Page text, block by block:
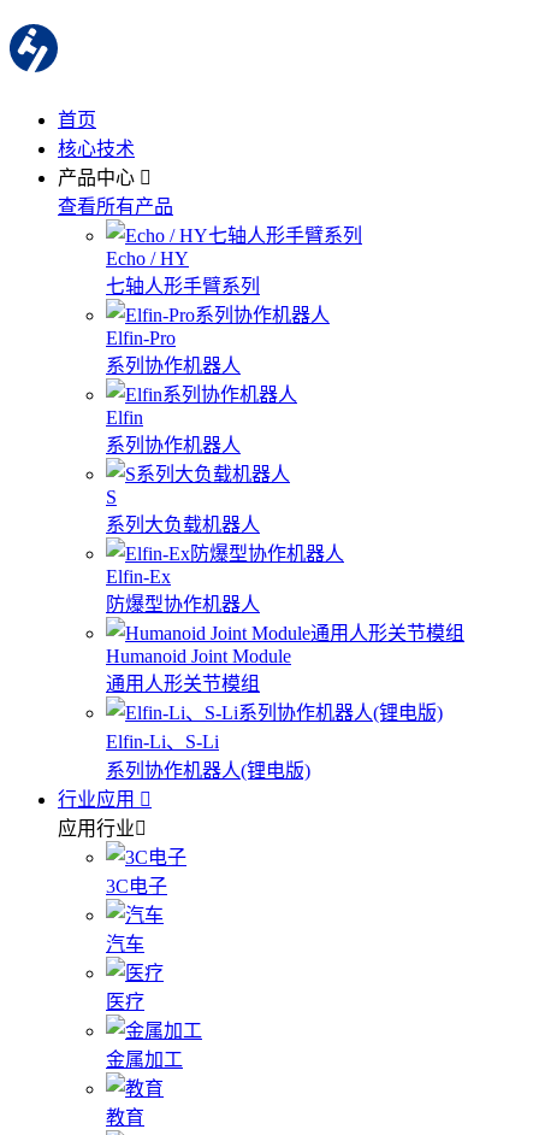
首页
核心技术
产品中心
查看所有产品
Echo / HY
七轴人形手臂系列
Elfin-Pro
系列协作机器人
Elfin
系列协作机器人
S
系列大负载机器人
Elfin-Ex
防爆型协作机器人
Humanoid Joint Module
通用人形关节模组
Elfin-Li、S-Li
系列协作机器人(锂电版)
行业应用
应用行业
3C电子
汽车
医疗
金属加工
教育